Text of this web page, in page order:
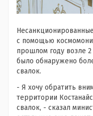
с помощью
прошлом году возле
было обнаружено
свалок.
- Я хочу обратить
территории
свалок, - сказал